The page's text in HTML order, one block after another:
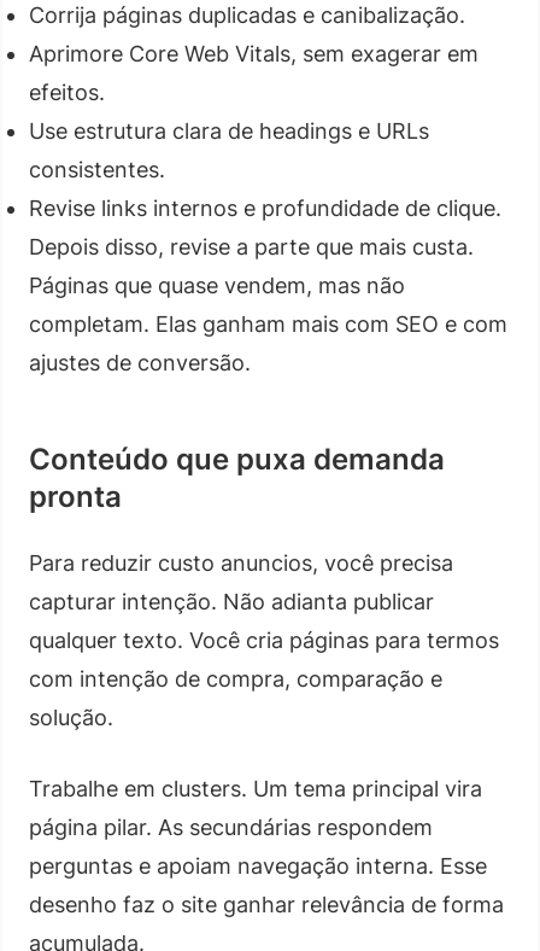
Corrija páginas duplicadas e canibalização.
Aprimore Core Web Vitals, sem exagerar em
efeitos.
Use estrutura clara de headings e URLs
consistentes.
Revise links internos e profundidade de clique.
Depois disso, revise a parte que mais custa.
Páginas que quase vendem, mas não
completam. Elas ganham mais com SEO e com
ajustes de conversão.
Conteúdo que puxa demanda
pronta
Para reduzir custo anuncios, você precisa
capturar intenção. Não adianta publicar
qualquer texto. Você cria páginas para termos
com intenção de compra, comparação e
solução.
Trabalhe em clusters. Um tema principal vira
página pilar. As secundárias respondem
perguntas e apoiam navegação interna. Esse
desenho faz o site ganhar relevância de forma
acumulada.